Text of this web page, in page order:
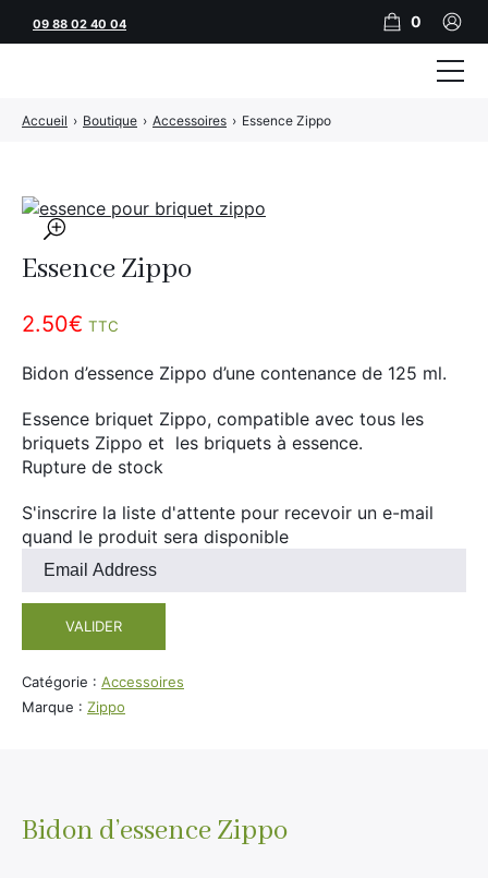
🔍
Essence Zippo
2.50€ TTC
Bidon d’essence Zippo d’une contenance de 125 ml.
Essence briquet Zippo, compatible avec tous les
briquets Zippo et les briquets à essence.
Rupture de stock
S'inscrire la liste d'attente pour recevoir un e-mail
quand le produit sera disponible
Entrez
adresse
mail
pour
rejoindre
ce
VALIDER
Catégorie : Accessoires
Marque : Zippo
Accueil › Boutique › Accessoires › Essence Zippo
Bidon d’essence Zippo
09 88 02 40 04 0
Tubeuses
Feuilles
Filtres
Adalya
Al Fakher
SoGood
Booster E-Liquide
CBD
Nouveautés